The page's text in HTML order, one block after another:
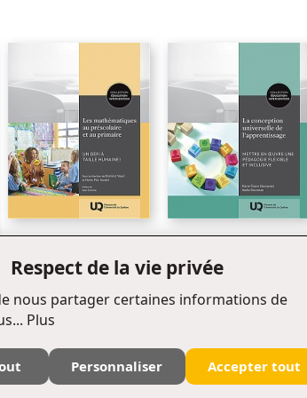
préscolaire et au primaire
La conception universelle
de l'apprentissage
Respect de la vie privée
nous partager certaines informations de
Plus
Personnaliser Accepter tout